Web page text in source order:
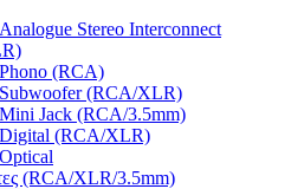
Stereo Interconnect
(RCA)
(RCA/XLR)
Jack (RCA/3.5mm)
(RCA/XLR)
(RCA/XLR/3.5mm)